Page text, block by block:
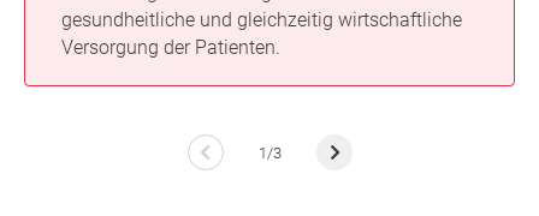
gesundheitliche und gleichzeitig wirtschaftliche
Versorgung der Patienten.
1/3